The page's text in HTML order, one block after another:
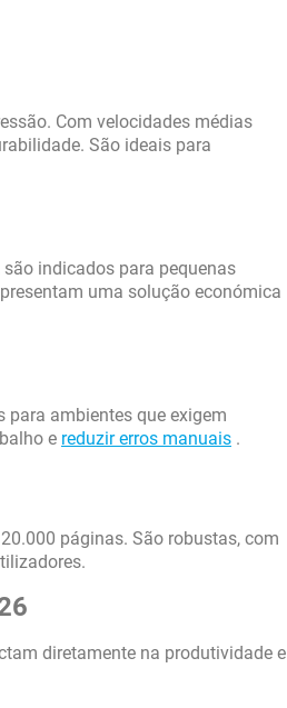
Com velocidades médias
São ideais para
indicados para pequenas
uma solução económica
ambientes que exigem
e reduzir erros manuais .
páginas. São robustas, com
diretamente na produtividade e